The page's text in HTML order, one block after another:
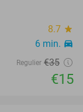
8.7 star
6 min. directions_car
Regulier €35
€15